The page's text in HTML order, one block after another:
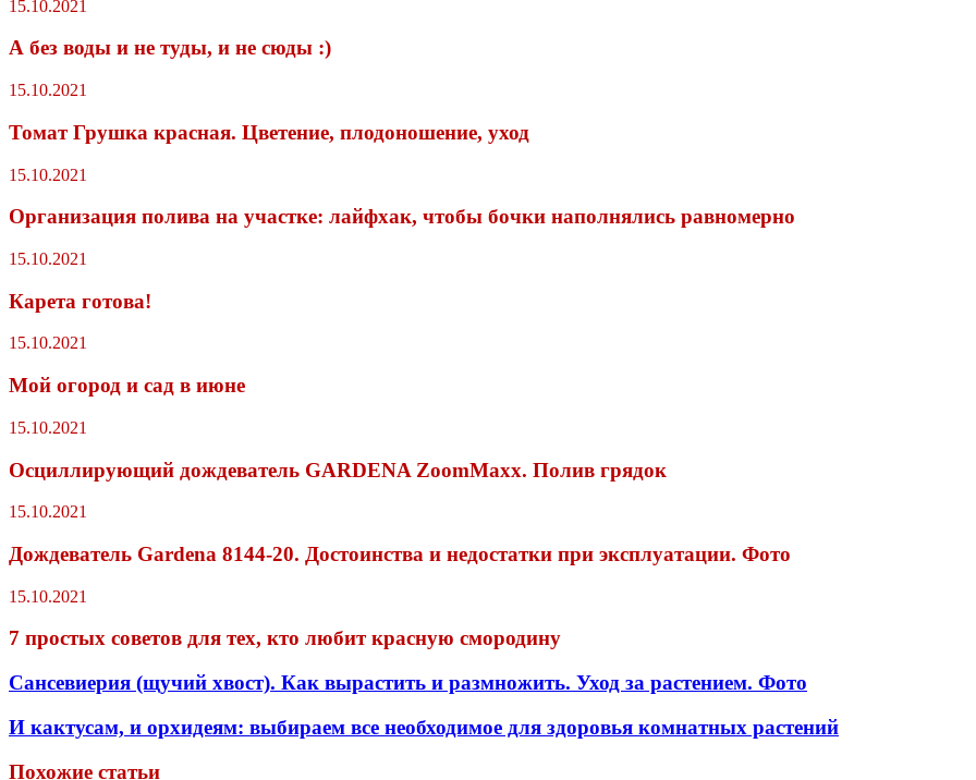
15.10.2021
А без воды и не туды, и не сюды :)
15.10.2021
Томат Грушка красная. Цветение, плодоношение, уход
15.10.2021
Организация полива на участке: лайфхак, чтобы бочки наполнялись равномерно
15.10.2021
Карета готова!
15.10.2021
Мой огород и сад в июне
15.10.2021
Осциллирующий дождеватель GARDENA ZoomMaxx. Полив грядок
15.10.2021
Дождеватель Gardena 8144-20. Достоинства и недостатки при эксплуатации. Фото
15.10.2021
7 простых советов для тех, кто любит красную смородину
Сансевиерия (щучий хвост). Как вырастить и размножить. Уход за растением. Фото
И кактусам, и орхидеям: выбираем все необходимое для здоровья комнатных растений
Похожие статьи